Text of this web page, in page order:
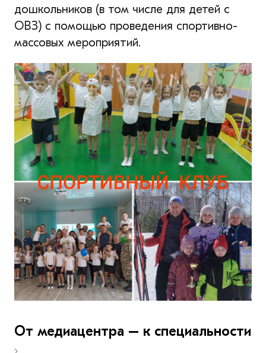
дошкольников (в том числе для детей с
ОВЗ) с помощью проведения спортивно-
массовых мероприятий.
От медиацентра – к специальности